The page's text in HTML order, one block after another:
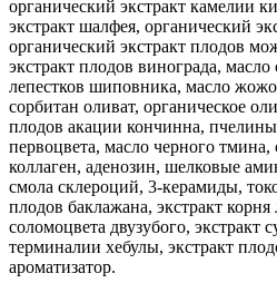
органический экстракт камелии
экстракт шалфея, органический
органический экстракт плодов
экстракт плодов винограда,
лепестков шиповника, масло
сорбитан оливат, органическое
плодов акации кончинна,
первоцвета, масло черного тмина,
коллаген, аденозин, шелковые
смола склероций, 3-керамиды,
плодов баклажана, экстракт
соломоцвета двузубого, экстракт
терминалии хебулы, экстракт
ароматизатор.